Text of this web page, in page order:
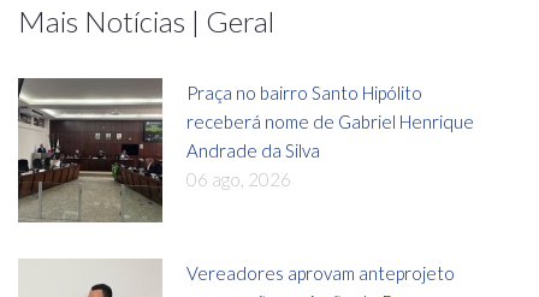
Mais Notícias | Geral
Praça no bairro Santo Hipólito
receberá nome de Gabriel Henrique
Andrade da Silva
06 ago, 2026
Vereadores aprovam anteprojeto